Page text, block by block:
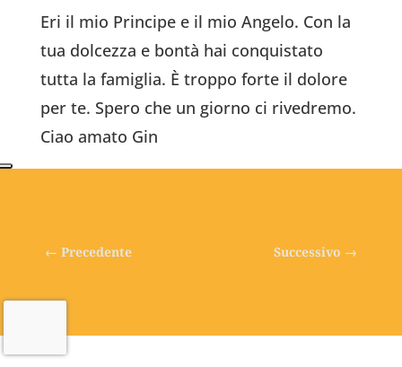
Eri il mio Principe e il mio Angelo. Con la
tua dolcezza e bontà hai conquistato
tutta la famiglia. È troppo forte il dolore
per te. Spero che un giorno ci rivedremo.
Ciao amato Gin
← Precedente Successivo →